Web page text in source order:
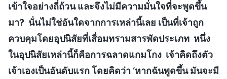
เข้าใจอย่างถี่ถ้วน และจึงไม่มีความมั่นใจที่จะพูดขึ้น
มา? นั่นไม่ใช่อันใดจากการเหล่านี้เลย เป็นที่เจ้าถูก
ควบคุมโดยอุปนิสัยที่เสื่อมทรามสารพัดประเภท หนึ่ง
ในอุปนิสัยเหล่านี้ก็คือการฉลาดแกมโกง เจ้าคิดถึงตัว
เจ้าเองเป็นอันดับแรก โดยคิดว่า ‘หากฉันพูดขึ้น มันจะมี